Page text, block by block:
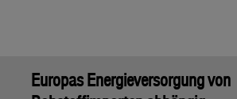
Europas Energieversorgung von